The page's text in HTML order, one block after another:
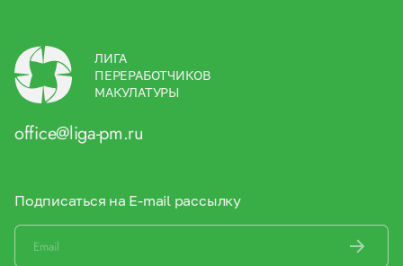
ЛИГА
ПЕРЕРАБОТЧИКОВ
МАКУЛАТУРЫ
office@liga-pm.ru
Подписаться на E-mail рассылку